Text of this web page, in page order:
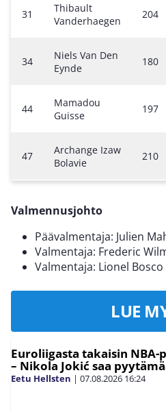
31
Thibault
Vanderhaegen
204
34
Niels Van Den
Eynde
180
44
Mamadou
Guisse
197
47
Archange Izaw
Bolavie
210
Valmennusjohto
Päävalmentaja: Julien
Valmentaja: Frederic
Valmentaja: Lionel Bosco
LUE
Euroliigasta takaisin
– Nikola Jokić saa
Eetu Hellsten | 07.08.2026 16:24